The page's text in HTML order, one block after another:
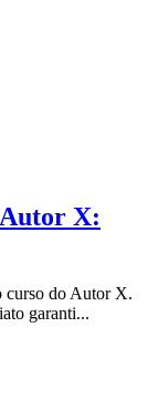
X:
curso do Autor X.
garanti...